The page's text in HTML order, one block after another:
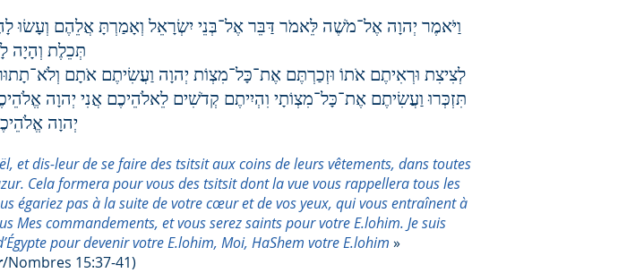
וַיֹּאמֶר יְהוָה אֶל־מֹשֶׁה לֵּאמֹר דַּבֵּר אֶל־בְּנֵי יִשְׂרָאֵל וְאָמַרְתָּ אֲלֵהֶם וְעָשׂוּ
תְּכֵלֶת וְהָיָה
לְצִיצִת וּרְאִיתֶם אֹתוֹ וּזְכַרְתֶּם אֶת־כָּל־מִצְו‍ֹת יְהוָה וַעֲשִׂיתֶם אֹתָם
תִּזְכְּרוּ וַעֲשִׂיתֶם אֶת־כָּל־מִצְו‍ֹתָי וִהְיִיתֶם קְדֹשִׁים לֵאלֹהֵיכֶם אֲנִי יְהוָה
יְהוָה
et dis-leur de se faire des tsitsit aux coins de leurs vêtements, dans toutes
Cela formera pour vous des tsitsit dont la vue vous rappellera tous les
égariez pas à la suite de votre cœur et de vos yeux, qui vous entraînent à
Mes commandements, et vous serez saints pour votre E.lohim. Je suis
pour devenir votre E.lohim, Moi, HaShem votre E.lohim »
/Nombres 15:37-41)